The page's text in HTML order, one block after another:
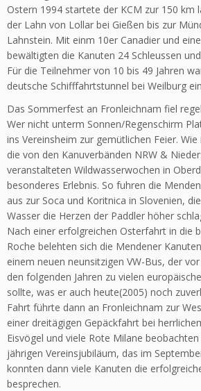
Ostern 1994 startete der KCM zur 150 km
der Lahn von Lollar bei Gießen bis zur
Lahnstein. Mit einm 10er Canadier und
bewältigten die Kanuten 24 Schleussen
Für die Teilnehmer von 10 bis 49 Jahren
deutsche Schifffahrtstunnel bei Weilburg
Das Sommerfest an Fronleichnam fiel
Wer nicht unterm Sonnen/Regenschirm
ins Vereinsheim zur gemütlichen Feier.
die von den Kanuverbänden NRW &
veranstalteten Wildwasserwochen in
besonderes Erlebnis. So fuhren die
aus zur Soca und Koritnica in Slovenien,
Wasser die Herzen der Paddler höher
Nach einer erfolgreichen Osterfahrt in die
Roche belehten sich die Mendener
einem neuen neunsitzigen VW-Bus, der
den folgenden Jahren zu vielen
sollte, was er auch heute(2005) noch
Fahrt führte dann an Fronleichnam zur
einer dreitägigen Gepäckfahrt bei
Eisvögel und viele Rote Milane
jährigen Vereinsjubiläum, das im
konnten dann viele Kanuten die
besprechen.